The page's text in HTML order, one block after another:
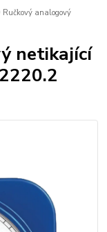
Ručkový analogový
netikající